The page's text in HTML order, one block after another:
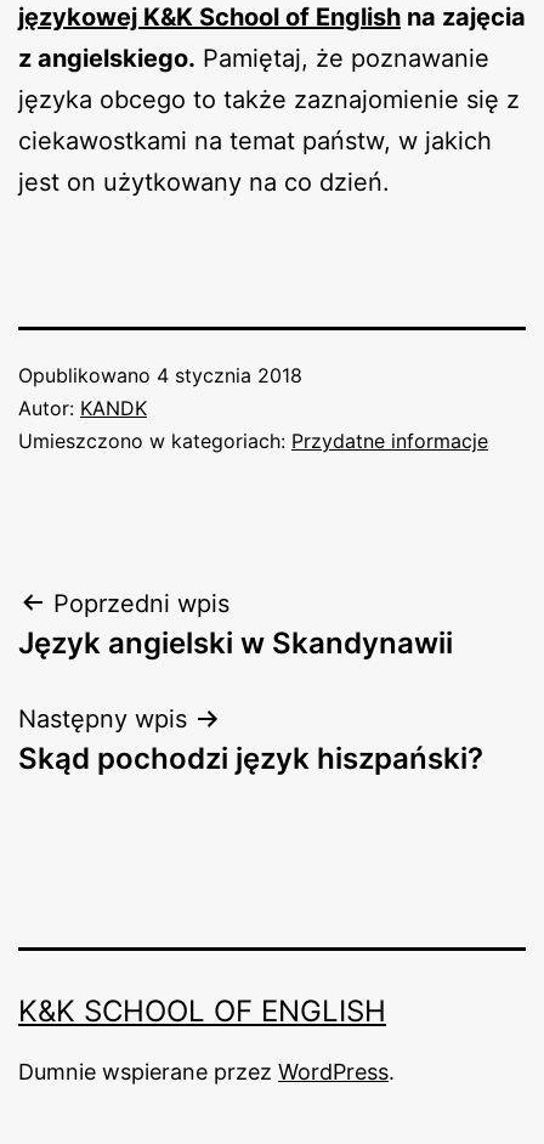
językowej K&K School of English na zajęcia
z angielskiego. Pamiętaj, że poznawanie
języka obcego to także zaznajomienie się z
ciekawostkami na temat państw, w jakich
jest on użytkowany na co dzień.
Opublikowano 4 stycznia 2018
Autor: KANDK
Umieszczono w kategoriach: Przydatne informacje
Nawigacja
wpisu
Poprzedni wpis
Język angielski w Skandynawii
Następny wpis
Skąd pochodzi język hiszpański?
K&K SCHOOL OF ENGLISH
Dumnie wspierane przez WordPress.